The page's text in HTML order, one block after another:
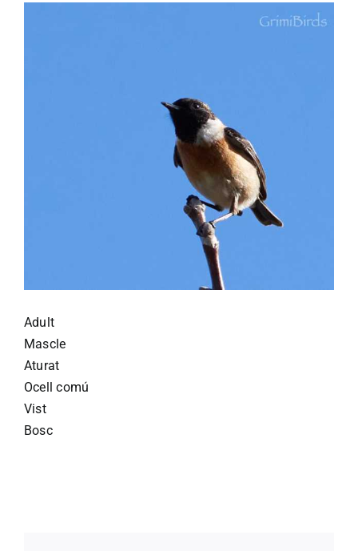
Adult
Mascle
Aturat
Ocell comú
Vist
Bosc